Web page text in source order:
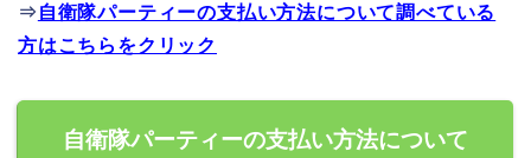
⇒ 自衛隊パーティーの支払い方法について調べている
方はこちらをクリック
自衛隊パーティーの支払い方法について